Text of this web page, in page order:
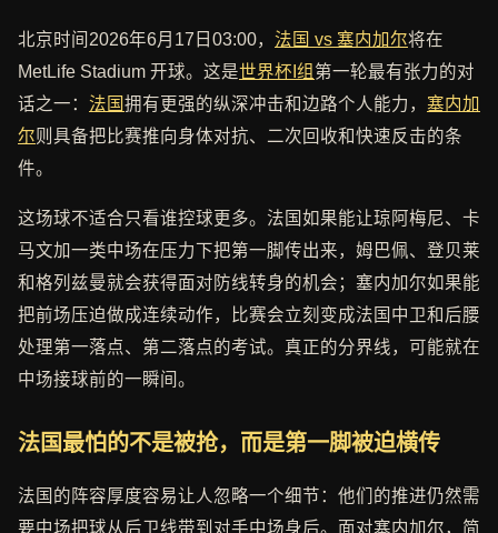
北京时间2026年6月17日03:00， 法国 vs 塞内加尔将在
MetLife Stadium 开球。这是世界杯I组 第一轮最有张力的对
话之一： 法国 拥有更强的纵深冲击和边路个人能力， 塞内加
尔则具备把比赛推向身体对抗、二次回收和快速反击的条
件。
这场球不适合只看谁控球更多。法国如果能让琼阿梅尼、卡
马文加一类中场在压力下把第一脚传出来，姆巴佩、登贝莱
和格列兹曼就会获得面对防线转身的机会；塞内加尔如果能
把前场压迫做成连续动作，比赛会立刻变成法国中卫和后腰
处理第一落点、第二落点的考试。真正的分界线，可能就在
中场接球前的一瞬间。
法国最怕的不是被抢，而是第一脚被迫横传
法国的阵容厚度容易让人忽略一个细节：他们的推进仍然需
要中场把球从后卫线带到对手中场身后。面对塞内加尔，简